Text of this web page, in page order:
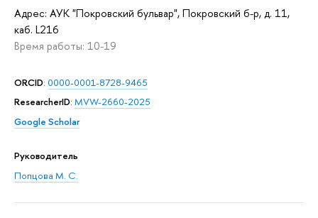
Адрес: АУК "Покровский бульвар", Покровский б-р, д. 11,
каб. L216
Время работы: 10-19
ORCID: 0000-0001-8728-9465
ResearcherID: MVW-2660-2025
Google Scholar
Руководитель
Попцова М. С.